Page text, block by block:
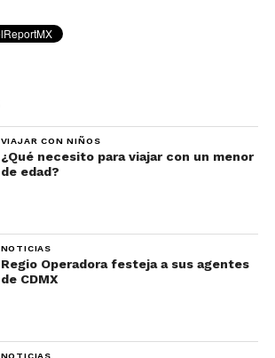
VIAJAR CON NIÑOS
¿Qué necesito para viajar con un menor
de edad?
NOTICIAS
Regio Operadora festeja a sus agentes
de CDMX